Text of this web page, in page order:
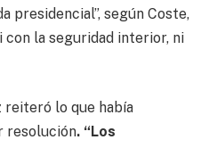
presidencial”, según Coste,
con la seguridad interior, ni
reiteró lo que había
resolución. “Los